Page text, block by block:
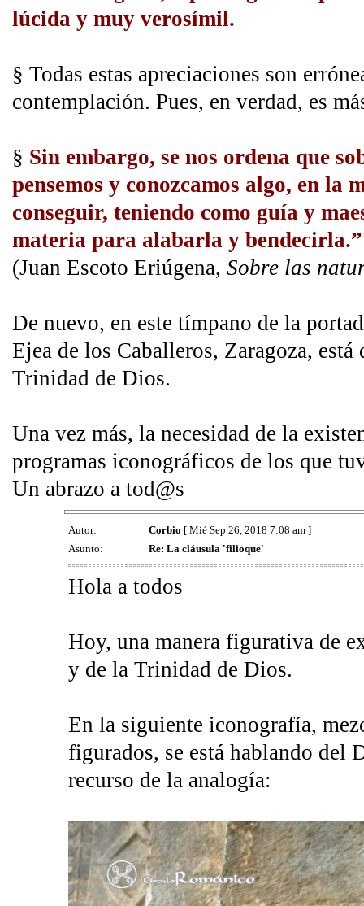
lúcida y muy verosímil.
§ Todas estas apreciaciones son
contemplación. Pues, en verdad, es
§ Sin embargo, se nos ordena que
pensemos y conozcamos algo, en la
conseguir, teniendo como guía y
materia para alabarla y bendecirla.”
(Juan Escoto Eriúgena, Sobre las
De nuevo, en este tímpano de la
Ejea de los Caballeros, Zaragoza,
Trinidad de Dios.
Una vez más, la necesidad de la
programas iconográficos de los que
Un abrazo a tod@s
Autor: Corbio [ Mié Sep 26, 2018 7:08 am ]
Asunto:
Re: La cláusula 'filioque'
Hola a todos
Hoy, una manera figurativa de
y de la Trinidad de Dios.
En la siguiente iconografía,
figurados, se está hablando del
recurso de la analogía: